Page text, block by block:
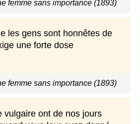
femme sans importance (1893)
les gens sont honnêtes de
une forte dose
femme sans importance (1893)
vulgaire ont de nos jours